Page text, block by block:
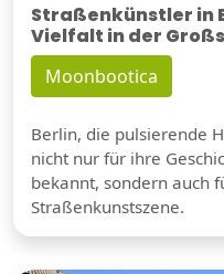
Straßenkünstler in
Vielfalt in der
Moonbootica
Berlin, die pulsierende
nicht nur für ihre
bekannt, sondern auch
Straßenkunstszene.